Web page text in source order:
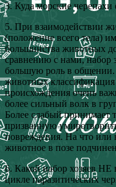
3. Куда морские
5. При взаимодействии
(положение всего тела)
большинства животных
сравнению с нами, набор
большую роль в
животных
происхождения очень
более сильный волк в
Более слабый принимает
призванную
повреждения. На что или
животное в позе
6. Какой набор хозяев НЕ
цикле паразитических